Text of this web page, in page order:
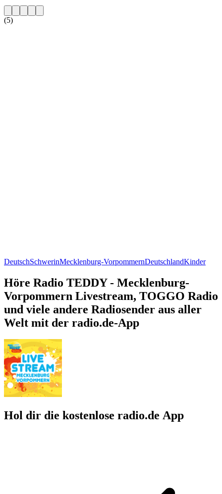
(5)
DeutschSchwerinMecklenburg-VorpommernDeutschlandKinder
Höre Radio TEDDY - Mecklenburg-
Vorpommern Livestream, TOGGO Radio
und viele andere Radiosender aus aller
Welt mit der radio.de-App
Hol dir die kostenlose radio.de App